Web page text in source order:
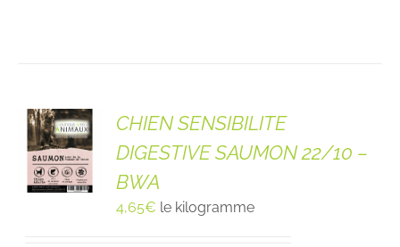
CHIEN SENSIBILITE
DIGESTIVE SAUMON 22/10 –
BWA
4,65€ le kilogramme